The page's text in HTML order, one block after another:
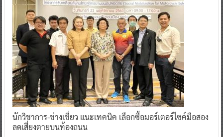
นักวิชาการ-ช่างเชี่ยว แนะเทคนิค เลือกซื้อมอร์เตอร์ไซค์มือสอง
ลดเสี่ยงตายบนท้องถนน